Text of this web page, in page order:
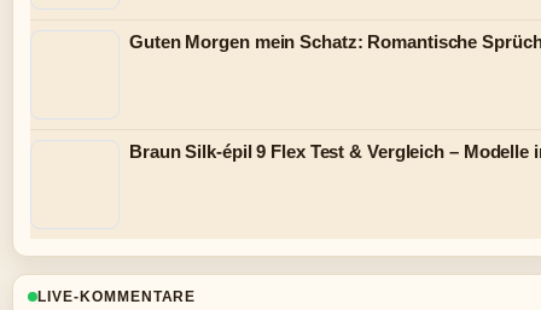
Guten Morgen mein Schatz: Romantische
Braun Silk-épil 9 Flex Test & Vergleich – Modelle
LIVE-KOMMENTARE